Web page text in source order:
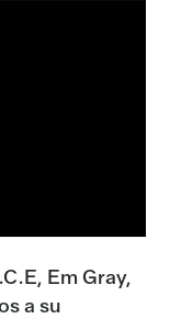
Em Gray,
a su